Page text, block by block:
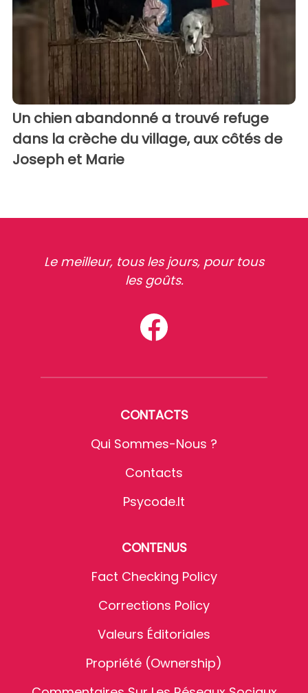
Un chien abandonné a trouvé refuge
dans la crèche du village, aux côtés de
Joseph et Marie
Le meilleur, tous les jours, pour tous
les goûts.
CONTACTS
Qui Sommes-Nous ?
Contacts
Psycode.it
CONTENUS
Fact Checking Policy
Corrections Policy
Valeurs Éditoriales
Propriété (Ownership)